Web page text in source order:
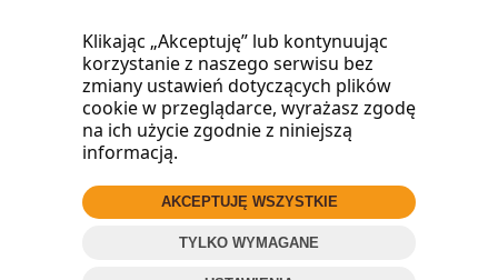
Klikając „Akceptuję” lub kontynuując
korzystanie z naszego serwisu bez
zmiany ustawień dotyczących plików
cookie w przeglądarce, wyrażasz zgodę
na ich użycie zgodnie z niniejszą
informacją.
AKCEPTUJĘ WSZYSTKIE
TYLKO WYMAGANE
Facebook
Market.pl